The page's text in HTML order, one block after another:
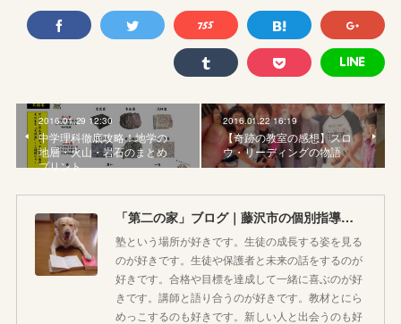
2016.01.29 12:30
中学理科徹底攻略！地学の
地層・火山・岩石のまとめ
プリント
2016.01.22 16:19
【奇跡の教室の感想】スロ
ウ・リーディングの物語
「第二の家」ブログ｜藤沢市の個別指導塾のお話
塾という場所が好きです。生徒の成長する姿を見る
のが好きです。生徒や保護者と未来の話をするのが
好きです。合格や目標を達成して一緒に喜ぶのが好
きです。講師と語り合うのが好きです。教材とにら
めっこするのも好きです。新しい人と出会うのも好